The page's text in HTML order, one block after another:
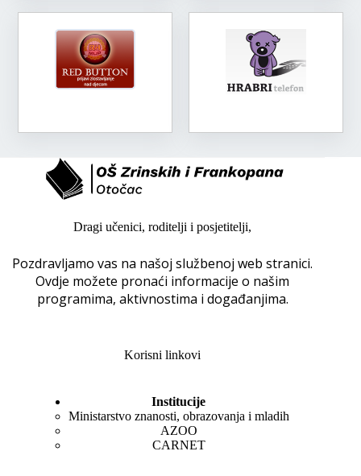
Dragi učenici, roditelji i posjetitelji,
Pozdravljamo vas na našoj službenoj web stranici.
Ovdje možete pronaći informacije o našim
programima, aktivnostima i događanjima.
Korisni linkovi
Institucije
Ministarstvo znanosti, obrazovanja i mladih
AZOO
CARNET